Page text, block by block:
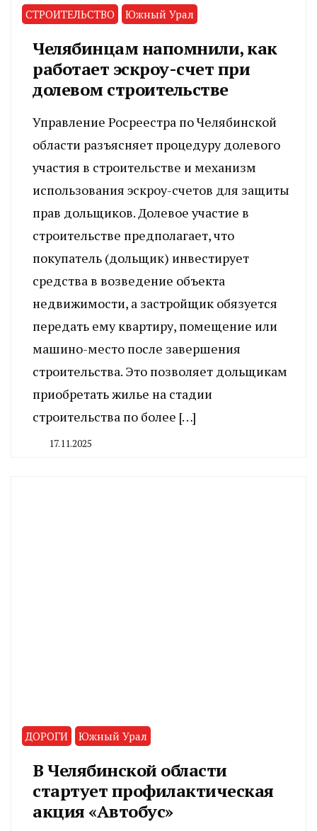
СТРОИТЕЛЬСТВО Южный Урал
Челябинцам напомнили, как
работает эскроу-счет при
долевом строительстве
Управление Росреестра по Челябинской
области разъясняет процедуру долевого
участия в строительстве и механизм
использования эскроу-счетов для защиты
прав дольщиков. Долевое участие в
строительстве предполагает, что
покупатель (дольщик) инвестирует
средства в возведение объекта
недвижимости, а застройщик обязуется
передать ему квартиру, помещение или
машино-место после завершения
строительства. Это позволяет дольщикам
приобретать жилье на стадии
строительства по более […]
17.11.2025
ДОРОГИ Южный Урал
В Челябинской области
стартует профилактическая
акция «Автобус»